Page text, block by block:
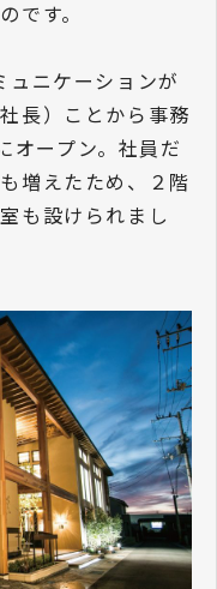
です。
ュニケーションが
長）ことから事務
オープン。社員だ
増えたため、２階
も設けられまし